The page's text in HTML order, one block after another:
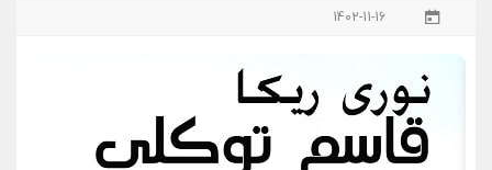
1402-11-16